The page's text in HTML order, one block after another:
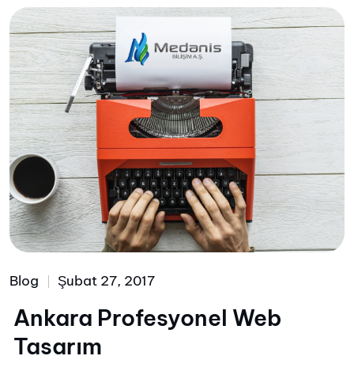
Blog Şubat 27, 2017
Ankara Profesyonel Web
Tasarım